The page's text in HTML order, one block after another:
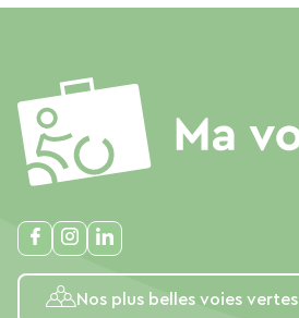
Nos plus belles voies vertes